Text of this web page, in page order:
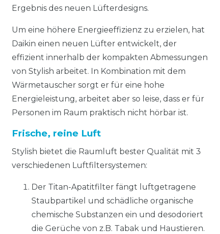
Ergebnis des neuen Lüfterdesigns.
Um eine höhere Energieeffizienz zu erzielen, hat
Daikin einen neuen Lüfter entwickelt, der
effizient innerhalb der kompakten Abmessungen
von Stylish arbeitet. In Kombination mit dem
Wärmetauscher sorgt er für eine hohe
Energieleistung, arbeitet aber so leise, dass er für
Personen im Raum praktisch nicht hörbar ist.
Frische, reine Luft
Stylish bietet die Raumluft bester Qualität mit 3
verschiedenen Luftfiltersystemen:
Der Titan-Apatitfilter fängt luftgetragene
Staubpartikel und schädliche organische
chemische Substanzen ein und desodoriert
die Gerüche von z.B. Tabak und Haustieren.